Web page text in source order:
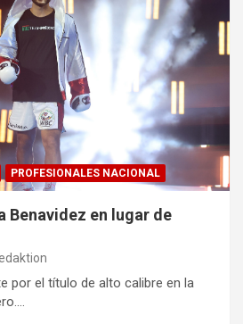
PROFESIONALES NACIONAL
Benavidez en lugar de
por el título de alto calibre en la